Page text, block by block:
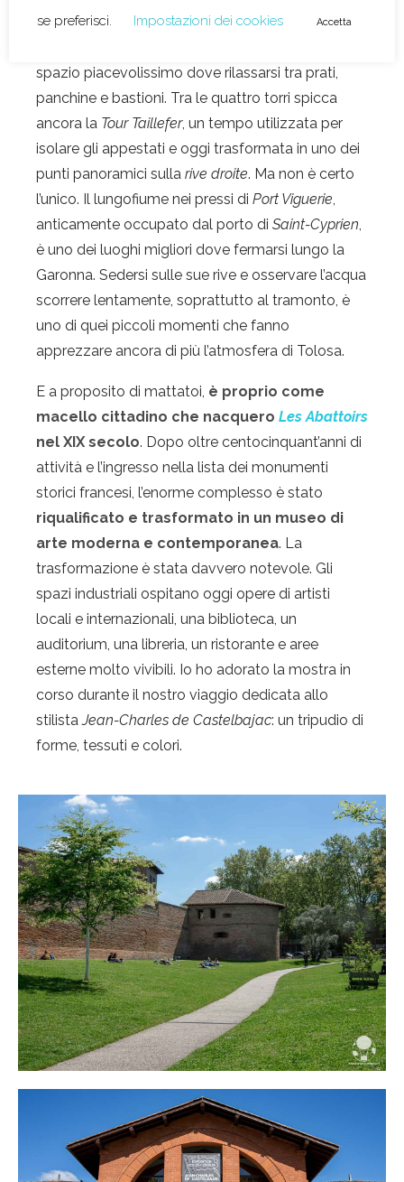
annessi agli ex mattatoi alla fine degli anni ’90.
spazio piacevolissimo dove rilassarsi tra prati,
panchine e bastioni. Tra le quattro torri spicca
ancora la Tour Taillefer, un tempo utilizzata per
isolare gli appestati e oggi trasformata in uno dei
punti panoramici sulla rive droite. Ma non è certo
l’unico. Il lungofiume nei pressi di Port Viguerie,
anticamente occupato dal porto di Saint-Cyprien,
è uno dei luoghi migliori dove fermarsi lungo la
Garonna. Sedersi sulle sue rive e osservare l’acqua
scorrere lentamente, soprattutto al tramonto, è
uno di quei piccoli momenti che fanno
apprezzare ancora di più l’atmosfera di Tolosa.
E a proposito di mattatoi, è proprio come
macello cittadino che nacquero Les Abattoirs
nel XIX secolo. Dopo oltre centocinquant’anni di
attività e l’ingresso nella lista dei monumenti
storici francesi, l’enorme complesso è stato
riqualificato e trasformato in un museo di
arte moderna e contemporanea. La
trasformazione è stata davvero notevole. Gli
spazi industriali ospitano oggi opere di artisti
locali e internazionali, una biblioteca, un
auditorium, una libreria, un ristorante e aree
esterne molto vivibili. Io ho adorato la mostra in
corso durante il nostro viaggio dedicata allo
stilistaJean-Charles de Castelbajac: un tripudio di
forme, tessuti e colori.